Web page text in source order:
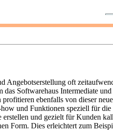
oft
Softwarehaus Intermediate
ebenfalls von dieser
und Funktionen speziell für
und gezielt für Kunden
Form. Dies erleichtert zum